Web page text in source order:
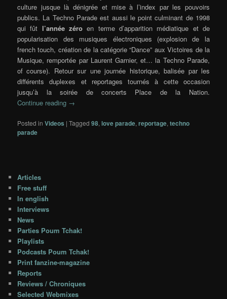
culture jusque là dénigrée et mise à l’index par les pouvoirs
publics. La Techno Parade est aussi le point culminant de 1998
qui fût l’année zéro en terme d’apparition médiatique et de
popularisation des musiques électroniques (explosion de la
french touch, création de la catégorie “Dance” aux Victoires de la
Musique, remportée par Laurent Garnier, et… la Techno Parade,
of course). Retour sur une journée historique, balisée par les
différents duplexes et reportages tournés à cette occasion
jusqu’à la soirée de concerts Place de la Nation.
Continue reading →
Posted in Videos |Tagged 98,love parade,reportage,techno
parade
Articles
Free stuff
In english
Interviews
News
Parties Poum Tchak!
Playlists
Podcasts Poum Tchak!
Print fanzine-magazine
Reports
Reviews / Chroniques
Selected Webmixes